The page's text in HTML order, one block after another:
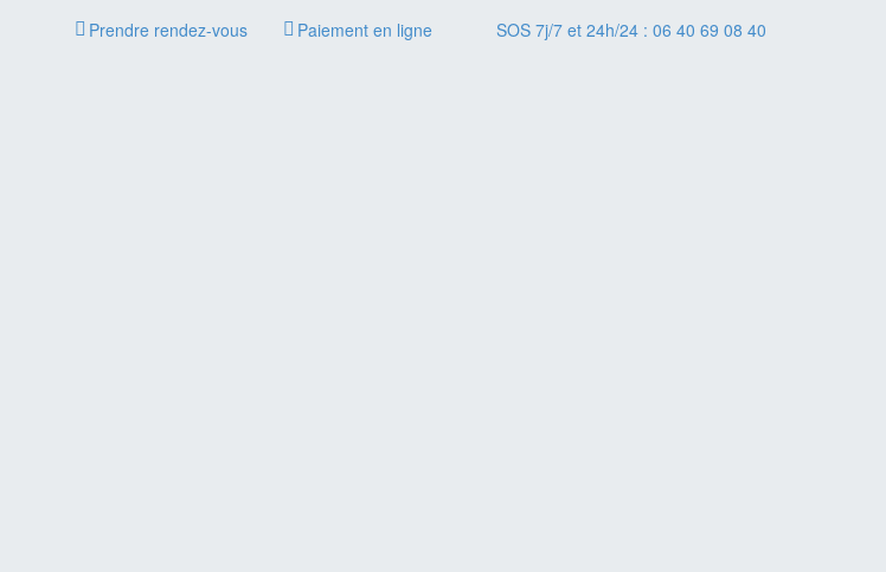
Prendre rendez-vous Paiement en ligne SOS 7j/7 et 24h/24 : 06 40 69 08 40